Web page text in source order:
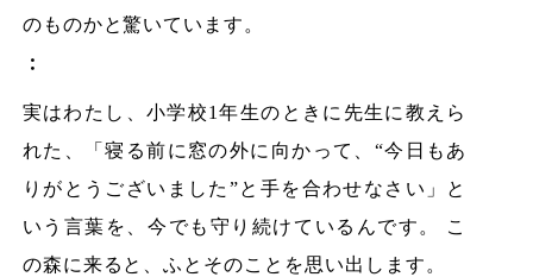
のものかと驚いています。
：
実はわたし、小学校1年生のときに先生に教えら
れた、「寝る前に窓の外に向かって、“今日もあ
りがとうございました”と手を合わせなさい」と
いう言葉を、今でも守り続けているんです。 こ
の森に来ると、ふとそのことを思い出します。